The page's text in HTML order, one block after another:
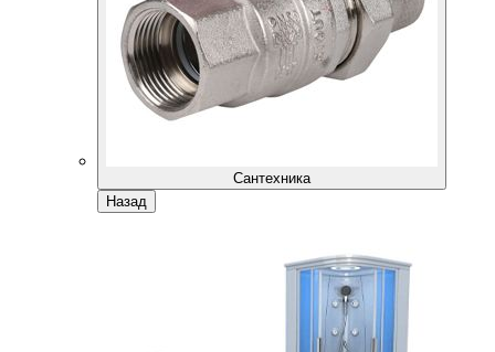
Сантехника
Назад